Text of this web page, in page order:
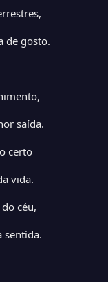
de gosto.
saída.
certo
vida.
do céu,
sentida.